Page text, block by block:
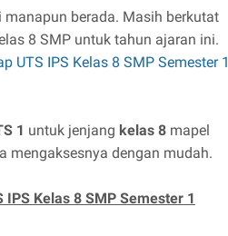
berada. Masih berkutat
8 SMP untuk tahun ajaran ini.
UTS IPS Kelas 8 SMP Semester 1
1 untuk jenjang kelas 8 mapel
mengaksesnya dengan mudah.
Kelas 8 SMP Semester 1